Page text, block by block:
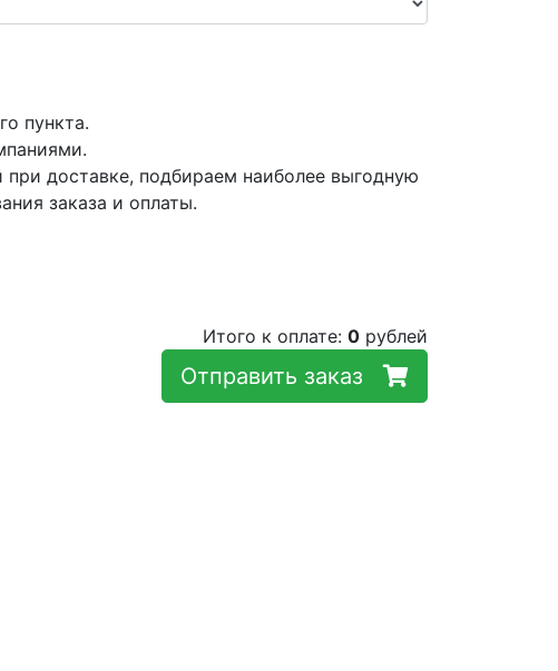
пункта.
доставке, подбираем наиболее выгодную
заказа и оплаты.
Итого к оплате: 0 рублей
Отправить заказ